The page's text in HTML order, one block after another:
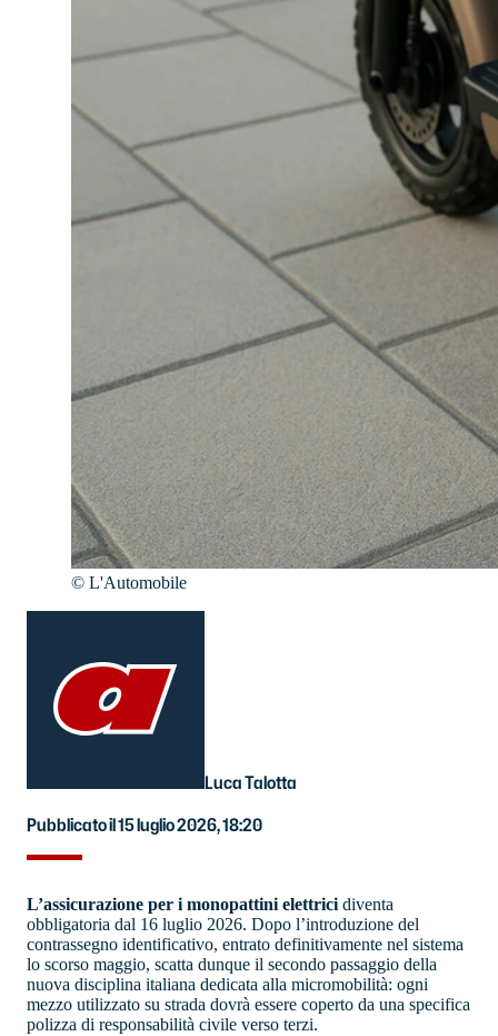
© L'Automobile
Luca Talotta
Pubblicato il 15 luglio 2026, 18:20
L’assicurazione per i monopattini elettrici diventa
obbligatoria dal 16 luglio 2026. Dopo l’introduzione del
contrassegno identificativo, entrato definitivamente nel sistema
lo scorso maggio, scatta dunque il secondo passaggio della
nuova disciplina italiana dedicata alla micromobilità: ogni
mezzo utilizzato su strada dovrà essere coperto da una specifica
polizza di responsabilità civile verso terzi.